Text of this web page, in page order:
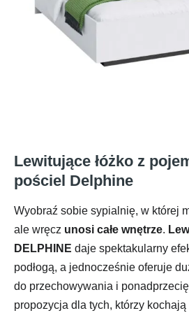
Lewitujące łóżko z
pościel Delphine
Wyobraź sobie sypialnię, w której
ale wręcz unosi całe wnętrze.
DELPHINE daje spektakularny
podłogą, a jednocześnie oferuje
do przechowywania i
propozycja dla tych, którzy